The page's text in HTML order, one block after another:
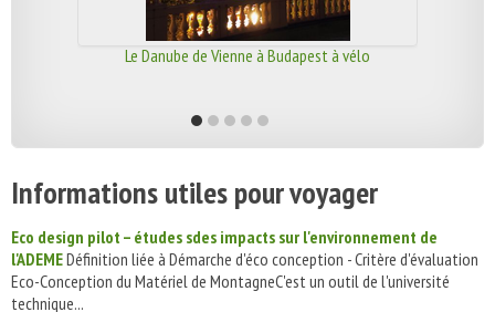
Le Danube de Vienne à Budapest à vélo
Informations utiles pour voyager
Eco design pilot – études sdes impacts sur l'environnement de
l'ADEMEDéfinition liée à Démarche d'éco conception - Critère d'évaluation
Eco-Conception du Matériel de MontagneC'est un outil de l'université
technique...